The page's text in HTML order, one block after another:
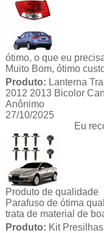
ótimo, o que eu
Muito Bom, ótimo
Produto: Lanterna
2012 2013 Bicolor
Anônimo
27/10/2025
Eu
Produto de qualidade
Parafuso de ótima
trata de material de
Produto: Kit